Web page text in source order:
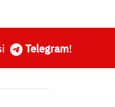
Telegram!